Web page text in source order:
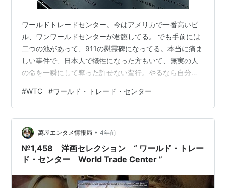
ワールドトレードセンター。今はアメリカで一番高いビ
ル、ワンワールドセンターが君臨してる。 でも手前には
二つの池があって、911の慰霊碑になってる。本当に痛ま
しい事件で、日本人で犠牲になった方もいて、無実の人
の命を一瞬にして奪った許せない蛮行。やるなら自分の
的な問題はイスラエルに行った時に色々調べたけど、こ
こでは割愛します。 亡くなった方のお名前が刻まれて
る。この周りで911を乗り越えたビルを見ると、当時を思
い出してしまう。後でミッドタウンぶらぶらしたけど、
ワールドトレードセンターってミッドタウンからでも見
えるんだよね。NY全体が衝撃を受けたんだ…
#WTC #ワールド・トレード・センター
萬屋エンタメ情報局 • 4年前
№1,458 洋画セレクション “ ワールド・トレー
ド・センター World Trade Center ”